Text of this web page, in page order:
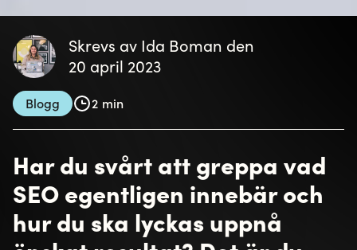
Låt oss skapa magi
tillsammans
Skicka ett meddelande så hör vi av oss